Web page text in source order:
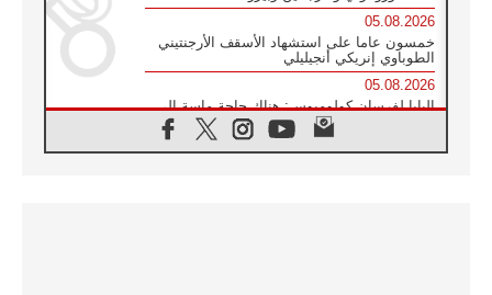
05.08.2026
خمسون عاما على استشهاد الأسقف الأرجنتيني
الطوباوي إنريكي أنجيليلي
05.08.2026
البابا لفرسان كولومبوس: هناك حاجة ماسة إلى
أنبياء تناغم يسعون إلى بناء الجسور
04.08.2026